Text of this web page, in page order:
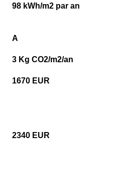
98 kWh/m2 par an
A
3 Kg CO2/m2/an
1670 EUR
2340 EUR